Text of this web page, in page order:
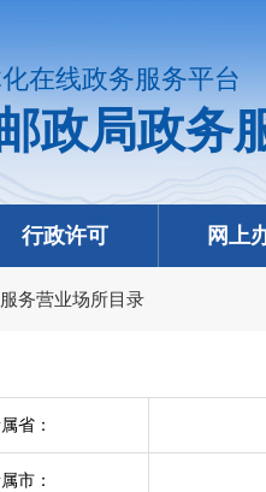
在线政务服务平台
政局政务
行政许可 网上
务营业场所目录
省：
市：